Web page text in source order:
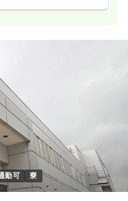
勤可 寮